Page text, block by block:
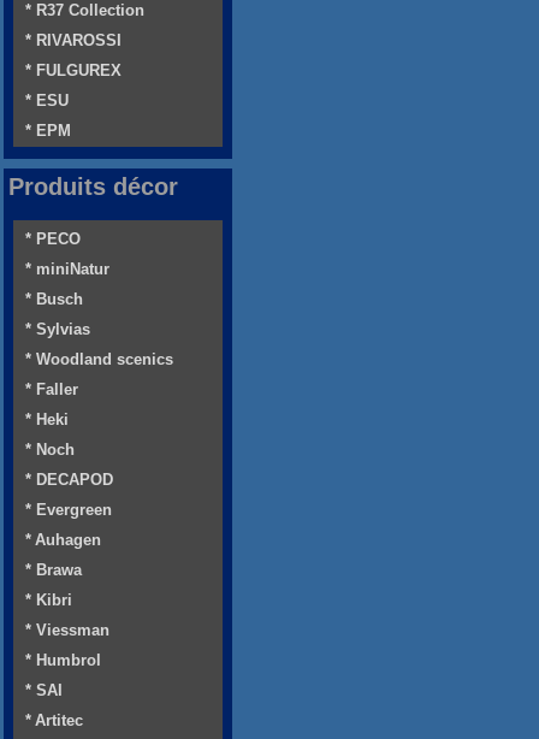
* R37 Collection
* RIVAROSSI
* FULGUREX
* ESU
* EPM
Produits décor
* PECO
* miniNatur
* Busch
* Sylvias
* Woodland scenics
* Faller
* Heki
* Noch
* DECAPOD
* Evergreen
* Auhagen
* Brawa
* Kibri
* Viessman
* Humbrol
* SAI
* Artitec